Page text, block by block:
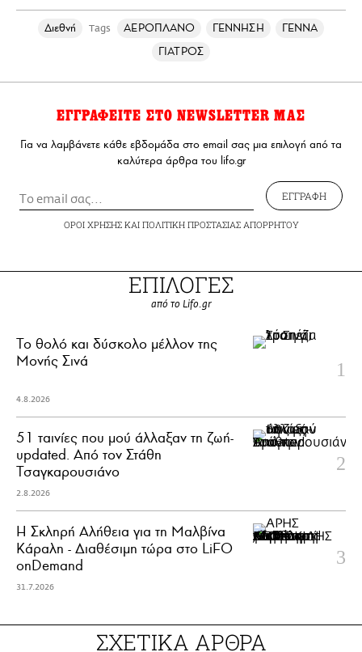
Διεθνή Tags ΑΕΡΟΠΛΑΝΟ ΓΕΝΝΗΣΗ
ΓΕΝΝΑ
ΓΙΑΤΡΟΣ
ΕΓΓΡΑΦΕΙΤΕ ΣΤΟ NEWSLETTER ΜΑΣ
Για να λαμβάνετε κάθε εβδομάδα στο email σας μια επιλογή από τα
καλύτερα άρθρα του lifo.gr
ΕΓΓΡΑΦΗ
ΟΡΟΙ ΧΡΗΣΗΣΚΑΙ ΠΟΛΙΤΙΚΗ ΠΡΟΣΤΑΣΙΑΣ ΑΠΟΡΡΗΤΟΥ
ΕΠΙΛΟΓΕΣ
από το Lifo.gr
Το θολό και δύσκολο μέλλον της
Μονής Σινά
4.8.2026
51 ταινίες που μού άλλαξαν τη ζωή-
updated. Aπό τον Στάθη
Τσαγκαρουσιάνο
2.8.2026
Η Σκληρή Αλήθεια για τη Μαλβίνα
Κάραλη - Διαθέσιμη τώρα στo LiFO
onDemand
31.7.2026
ΣΧΕΤΙΚΑ ΑΡΘΡΑ